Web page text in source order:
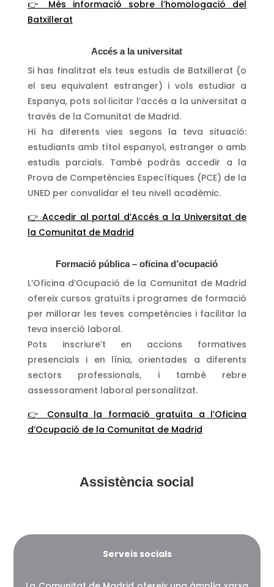
👉 Més informació sobre l’homologació del
Batxillerat
Accés a la universitat
Si has finalitzat els teus estudis de Batxillerat (o
el seu equivalent estranger) i vols estudiar a
Espanya, pots sol·licitar l’accés a la universitat a
través de la Comunitat de Madrid.
Hi ha diferents vies segons la teva situació:
estudiants amb títol espanyol, estranger o amb
estudis parcials. També podràs accedir a la
Prova de Competències Específiques (PCE) de la
UNED per convalidar el teu nivell acadèmic.
👉 Accedir al portal d’Accés a la Universitat de
la Comunitat de Madrid
Formació pública – oficina d’ocupació
L’Oficina d’Ocupació de la Comunitat de Madrid
ofereix cursos gratuïts i programes de formació
per millorar les teves competències i facilitar la
teva inserció laboral.
Pots inscriure’t en accions formatives
presencials i en línia, orientades a diferents
sectors professionals, i també rebre
assessorament laboral personalitzat.
👉 Consulta la formació gratuïta a l’Oficina
d’Ocupació de la Comunitat de Madrid
Assistència social
Serveis socials